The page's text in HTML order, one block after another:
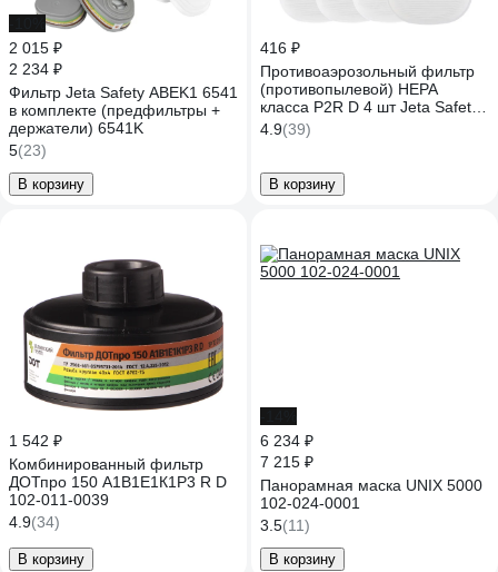
2 015 ₽
2 234 ₽
Фильтр Jeta Safety ABEK1 6541
в комплекте (предфильтры +
держатели) 6541K
5(23)
В корзину
416 ₽
Противоаэрозольный фильтр
(противопылевой) HEPA
класса P2R D 4 шт Jeta Safety
8022/4
4.9(39)
В корзину
1 542 ₽
Комбинированный фильтр
ДОТпро 150 А1В1Е1К1Р3 R D
102-011-0039
4.9(34)
В корзину
6 234 ₽
7 215 ₽
Панорамная маска UNIX 5000
102-024-0001
3.5(11)
В корзину